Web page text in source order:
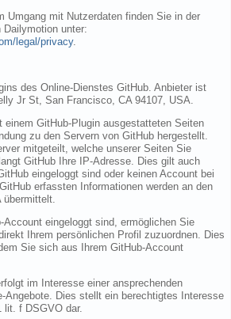
Umgang mit Nutzerdaten finden Sie in der
Dailymotion unter:
legal/privacy.
des Online-Dienstes GitHub. Anbieter ist
Jr St, San Francisco, CA 94107, USA.
einem GitHub-Plugin ausgestatteten Seiten
zu den Servern von GitHub hergestellt.
mitgeteilt, welche unserer Seiten Sie
GitHub Ihre IP-Adresse. Dies gilt auch
eingeloggt sind oder keinen Account bei
erfassten Informationen werden an den
eingeloggt sind, ermöglichen Sie
Ihrem persönlichen Profil zuzuordnen. Dies
Sie sich aus Ihrem GitHub-Account
im Interesse einer ansprechenden
Angebote. Dies stellt ein berechtigtes Interesse
lit. f DSGVO dar.